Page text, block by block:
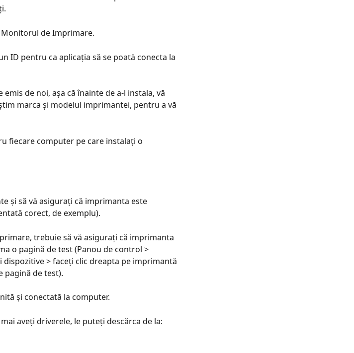
de Imprimare.
ID pentru ca aplicația să se poată conecta la
marca și modelul imprimantei, pentru a vă
fiecare computer pe care instalați o
și să vă asigurați că imprimanta este
corect, de exemplu).
trebuie să vă asigurați că imprimanta
o pagină de test (Panou de control >
> faceți clic dreapta pe imprimantă
pagină de test).
și conectată la computer.
aveți driverele, le puteți descărca de la: